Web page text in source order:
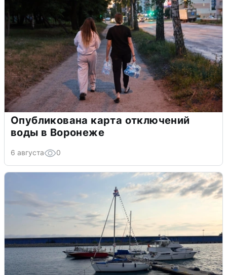
Опубликована карта отключений
воды в Воронеже
6 августа 0